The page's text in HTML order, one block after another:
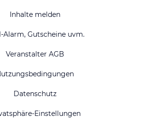
Inhalte melden
Alarm, Gutscheine uvm.
Veranstalter AGB
Datenschutz
Einstellungen